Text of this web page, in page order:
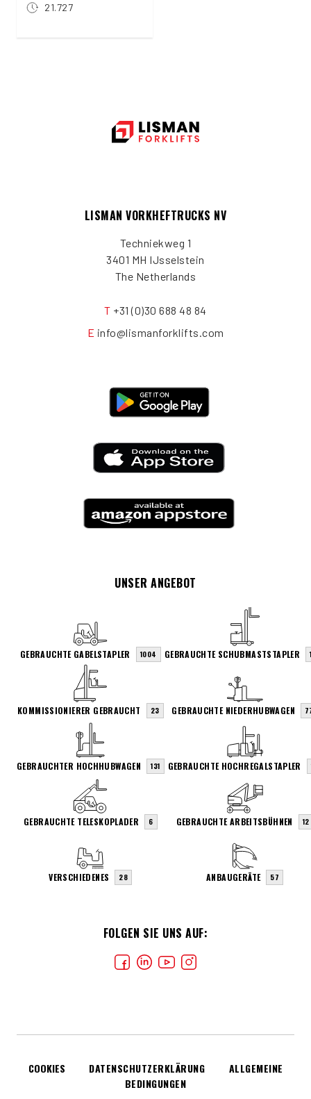
21.727
LISMAN VORKHEFTRUCKS NV
Techniekweg 1
3401 MH IJsselstein
The Netherlands
T +31 (0)30 688 48 84
E info@lismanforklifts.com
FOLGEN SIE UNS AUF:
UNSER ANGEBOT
GEBRAUCHTE GABELSTAPLER 1004 GEBRAUCHTE SCHUBMASTSTAPLER
KOMMISSIONIERER GEBRAUCHT 23 GEBRAUCHTE NIEDERHUBWAGEN
GEBRAUCHTER HOCHHUBWAGEN 131 GEBRAUCHTE HOCHREGALSTAPLER
GEBRAUCHTE TELESKOPLADER 6 GEBRAUCHTE ARBEITSBÜHNEN 12
VERSCHIEDENES 28 ANBAUGERÄTE 57
COOKIES DATENSCHUTZERKLÄRUNG
ALLGEMEINE
BEDINGUNGEN